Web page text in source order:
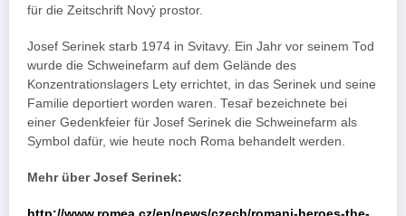
für die Zeitschrift Nový prostor.
Josef Serinek starb 1974 in Svitavy. Ein Jahr vor seinem Tod
wurde die Schweinefarm auf dem Gelände des
Konzentrationslagers Lety errichtet, in das Serinek und seine
Familie deportiert worden waren. Tesař bezeichnete bei
einer Gedenkfeier für Josef Serinek die Schweinefarm als
Symbol dafür, wie heute noch Roma behandelt werden.
Mehr über Josef Serinek: